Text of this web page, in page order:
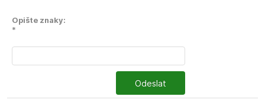
Opište znaky:
*
Odeslat